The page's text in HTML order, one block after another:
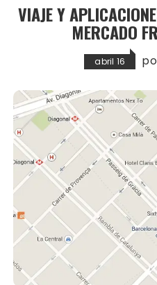
VIAJE Y
MERCADO
abril 16